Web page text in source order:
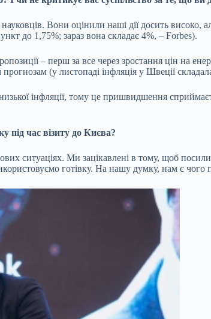
Вони оцінили наші дії досить високо,
до 1,75%; зараз вона складає 4%, – Forbes).
– перш за все через зростання цін на
(у листопаді інфляція у Швеції
інфляції, тому це пришвидшення
під час візиту до Києва?
ситуаціях. Ми зацікавлені в тому, щоб
готівку. На нашу думку, нам є чого